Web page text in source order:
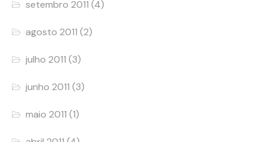
setembro 2011 (4)
agosto 2011 (2)
julho 2011 (3)
junho 2011 (3)
maio 2011 (1)